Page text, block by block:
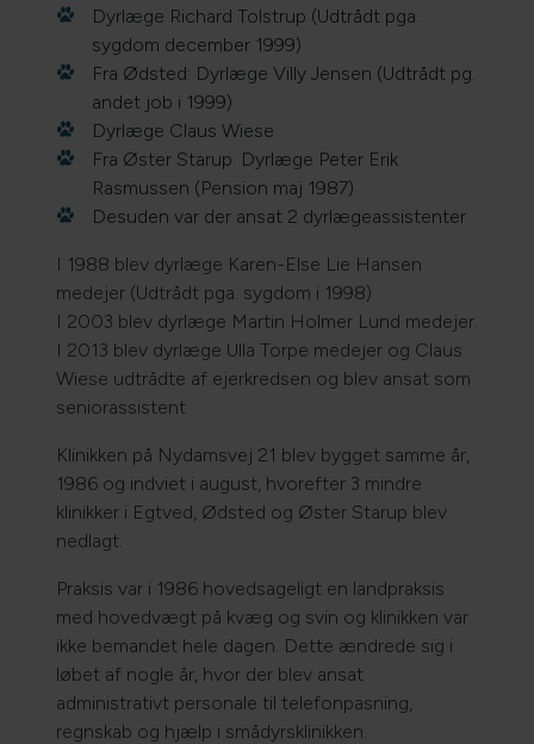
Dyrlæge Richard Tolstrup (Udtrådt pga.
sygdom december 1999)
Fra Ødsted: Dyrlæge Villy Jensen (Udtrådt pg.
andet job i 1999)
Dyrlæge Claus Wiese
Fra Øster Starup: Dyrlæge Peter Erik
Rasmussen (Pension maj 1987)
Desuden var der ansat 2 dyrlægeassistenter
I 1988 blev dyrlæge Karen-Else Lie Hansen
medejer (Udtrådt pga. sygdom i 1998)
I 2003 blev dyrlæge Martin Holmer Lund medejer.
I 2013 blev dyrlæge Ulla Torpe medejer og Claus
Wiese udtrådte af ejerkredsen og blev ansat som
seniorassistent
Klinikken på Nydamsvej 21 blev bygget samme år,
1986 og indviet i august, hvorefter 3 mindre
klinikker i Egtved, Ødsted og Øster Starup blev
nedlagt.
Praksis var i 1986 hovedsageligt en landpraksis
med hovedvægt på kvæg og svin og klinikken var
ikke bemandet hele dagen. Dette ændrede sig i
løbet af nogle år, hvor der blev ansat
administrativt personale til telefonpasning,
regnskab og hjælp i smådyrsklinikken.